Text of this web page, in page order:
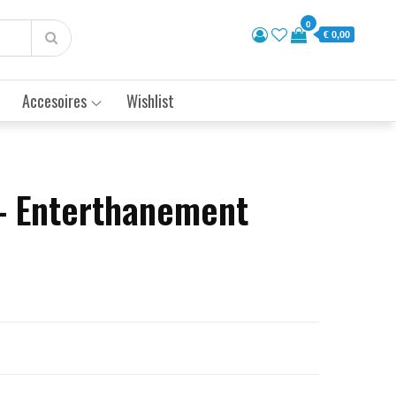
0
€ 0,00
Accesoires Wishlist
Enterthanement